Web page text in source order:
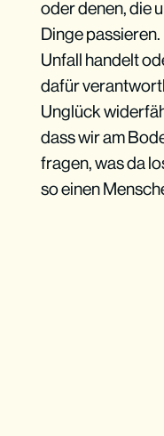
oder denen, die
Dinge passieren.
Unfall handelt
dafür
Unglück
dass wir am
fragen, was da
so einen